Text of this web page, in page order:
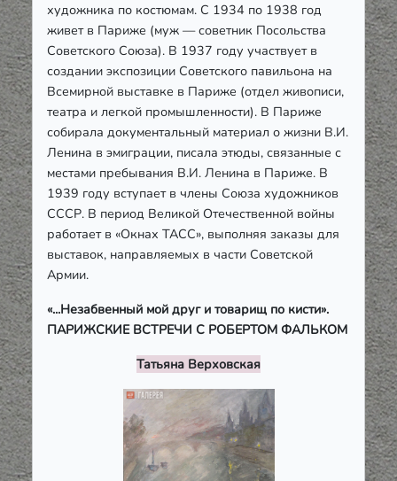
художника по костюмам. С 1934 по 1938 год
живет в Париже (муж — советник Посольства
Советского Союза). В 1937 году участвует в
создании экспозиции Советского павильона на
Всемирной выставке в Париже (отдел живописи,
театра и легкой промышленности). В Париже
собирала документальный материал о жизни В.И.
Ленина в эмиграции, писала этюды, связанные с
местами пребывания В.И. Ленина в Париже. В
1939 году вступает в члены Союза художников
СССР. В период Великой Отечественной войны
работает в «Окнах ТАСС», выполняя заказы для
выставок, направляемых в части Советской
Армии.
«...Незабвенный мой друг и товарищ по кисти».
ПАРИЖСКИЕ ВСТРЕЧИ С РОБЕРТОМ ФАЛЬКОМ
Татьяна Верховская